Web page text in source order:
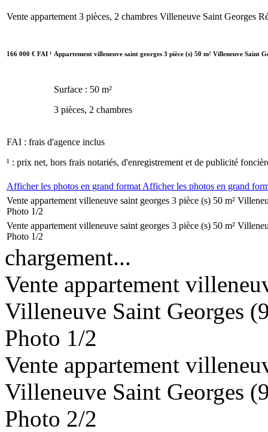
Vente appartement 3 pièces, 2 chambres Villeneuve Saint Georges
166 000 € FAI ¹ Appartement villeneuve saint georges 3 pièce (s) 50 m² Villeneuve Saint
Surface : 50 m²
3 pièces, 2 chambres
FAI : frais d'agence inclus
¹ : prix net, hors frais notariés, d'enregistrement et de publicité
Afficher les photos en grand format Afficher les photos en grand
Vente appartement villeneuve saint georges 3 pièce (s) 50 m²
Photo 1/2
Vente appartement villeneuve saint georges 3 pièce (s) 50 m²
Photo 1/2
chargement...
Vente appartement
Villeneuve Saint Georges
Photo 1/2
Vente appartement
Villeneuve Saint Georges
Photo 2/2